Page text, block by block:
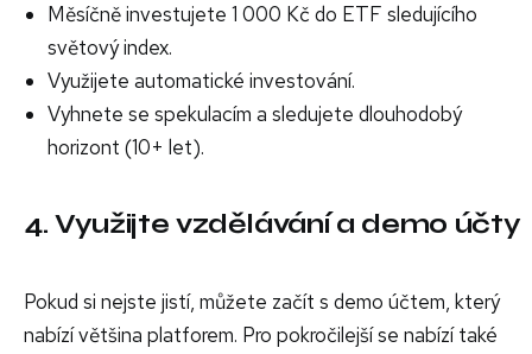
Měsíčně investujete 1 000 Kč do ETF sledujícího
světový index.
Využijete automatické investování.
Vyhnete se spekulacím a sledujete dlouhodobý
horizont (10+ let).
4. Využijte vzdělávání a demo účty
Pokud si nejste jistí, můžete začít s demo účtem, který
nabízí většina platforem. Pro pokročilejší se nabízí také